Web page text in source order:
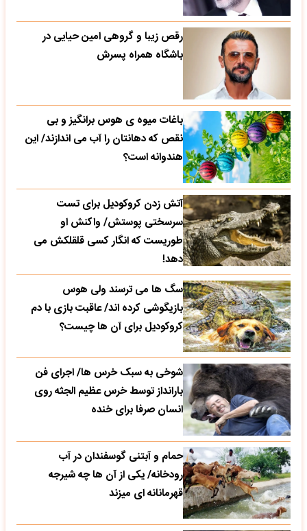
رقص زیبا و گروهی امین حیایی در
باشگاه همراه پسرش
باغات میوه ی هوس برانگیز و بی
نقص که دهانتان را آب می اندازند/ این
هندوانه است؟
آتش زدن کروکودیل برای تست
سرسختی پوستش/ واکنش او
طوریست که انگار کسی قلقلکش می
دهد!
سگ ها می ترسند ولی هوس
بازیگوشی کرده اند/ عاقبت بازی با دم
کروکودیل برای آن ها چیست؟
شوخی به سبک خرس ها/ اجرای فن
بارانداز توسط خرس عظیم الجثه روی
انسان صرفا برای خنده
حمام و آبتنی گوسفندان در آب
رودخانه/ یکی از آن ها چه شیرجه
قهرمانانه ای میزند